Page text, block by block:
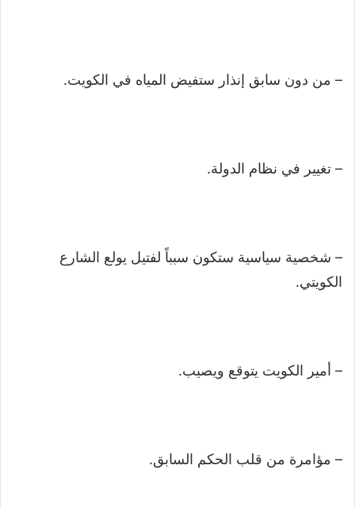
– من دون سابق إنذار ستفيض المياه في الكويت.
– تغيير في نظام الدولة.
– شخصية سياسية ستكون سبباً لفتيل يولع الشارع
الكويتي.
– أمير الكويت يتوقع ويصيب.
– مؤامرة من قلب الحكم السابق.